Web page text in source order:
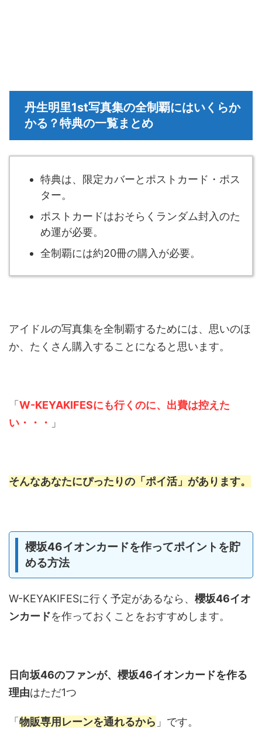
丹生明里1st写真集の全制覇にはいくらか
かる？特典の一覧まとめ
特典は、限定カバーとポストカード・ポス
ター。
ポストカードはおそらくランダム封入のた
め運が必要。
全制覇には約20冊の購入が必要。
アイドルの写真集を全制覇するためには、思いのほ
か、たくさん購入することになると思います。
「 W-KEYAKIFESにも行くのに、出費は控えた
い・・・ 」
そんなあなたにぴったりの 「ポイ活」 があります。
櫻坂46イオンカードを作ってポイントを貯
める方法
W-KEYAKIFESに行く予定があるなら、 櫻坂46イオ
ンカードを作っておくことをおすすめします。
日向坂46のファンが、櫻坂46イオンカードを作る
理由はただ1つ
「 物販専用レーンを通れるから 」です。